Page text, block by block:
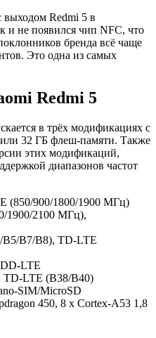
Redmi 5 в
и не появился чип NFC, что
бренда всё чаще
Это одна из самых
Redmi 5
в трёх модификациях с
32 ГБ флеш-памяти. Также
этих модификаций,
диапазонов частот
(850/900/1800/1900 МГц)
1900/2100 МГц),
B7/B8), TD-LTE
LTE
TD-LTE (B38/B40)
SIM/MicroSD
450, 8 x Cortex-A53 1,8